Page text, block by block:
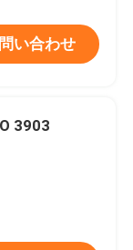
い合わせ
3903